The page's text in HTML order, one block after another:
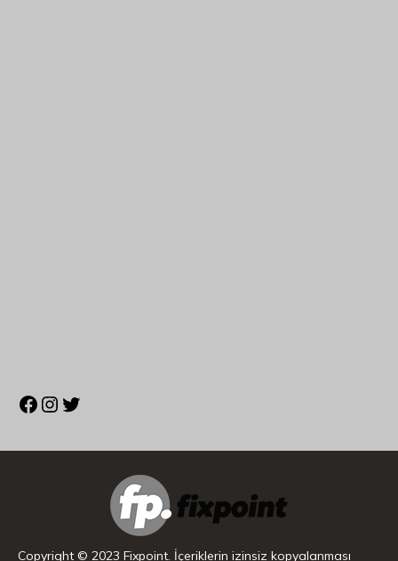
Copyright © 2023 Fixpoint. İçeriklerin izinsiz kopyalanması